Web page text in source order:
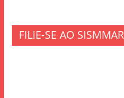
FILIE-SE AO SISMMAR